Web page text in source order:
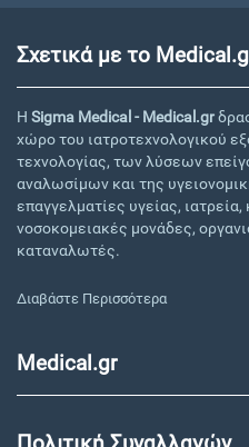
Σχετικά με το
Η Sigma Medical - Medical.gr
χώρο του ιατροτεχνολογικού
τεχνολογίας, των λύσεων
αναλωσίμων και της
επαγγελματίες υγείας,
νοσοκομειακές μονάδες,
καταναλωτές.
Διαβάστε Περισσότερα
Medical.gr